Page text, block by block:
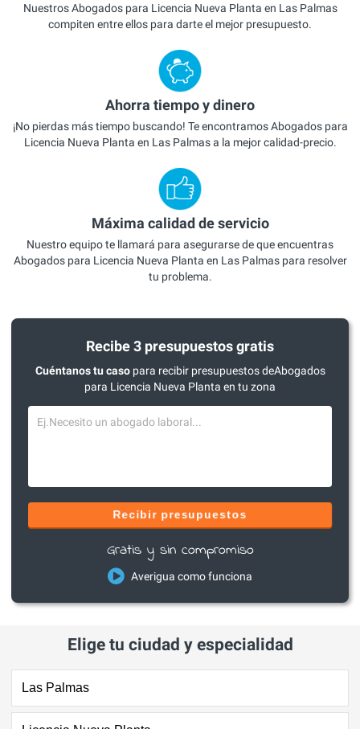
Nuestros Abogados para Licencia Nueva Planta en Las Palmas
compiten entre ellos para darte el mejor presupuesto.
Ahorra tiempo y dinero
¡No pierdas más tiempo buscando! Te encontramos Abogados para
Licencia Nueva Planta en Las Palmas a la mejor calidad-precio.
Máxima calidad de servicio
Nuestro equipo te llamará para asegurarse de que encuentras
Abogados para Licencia Nueva Planta en Las Palmas para resolver
tu problema.
Recibe 3 presupuestos gratis
Cuéntanos tu casopara recibir presupuestos deAbogados
para Licencia Nueva Planta en tu zona
Recibir presupuestos
Gratis y sin compromiso
Averigua como funciona
Elige tu ciudad y especialidad